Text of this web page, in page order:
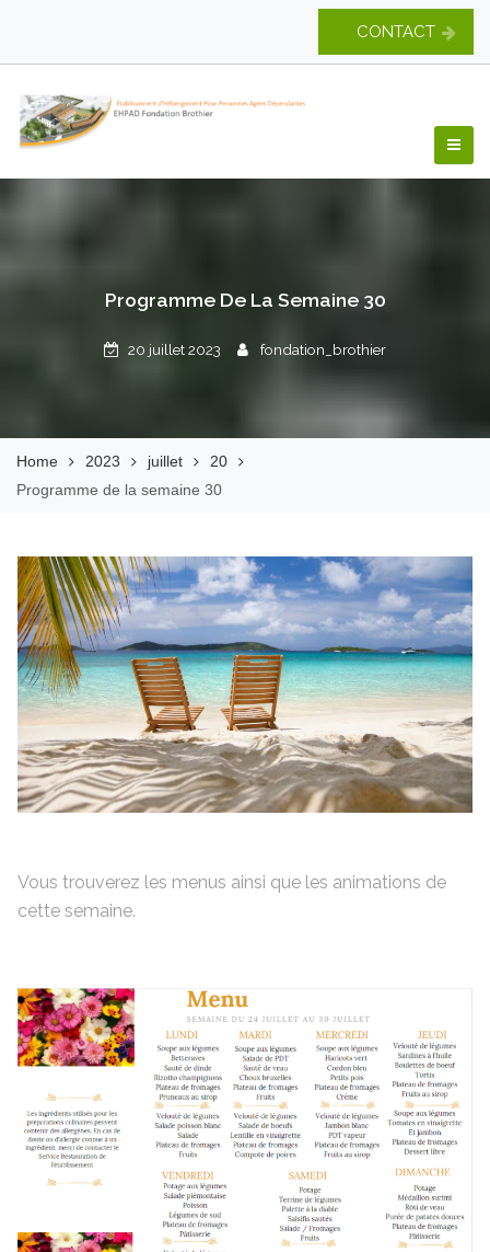
content
CONTACT
Programme De La Semaine 30
20 juillet 2023 fondation_brothier
Home 2023 juillet
20
Programme de la semaine 30
Vous trouverez les menus ainsi que les animations de
cette semaine.